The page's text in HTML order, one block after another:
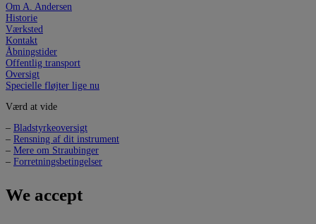
Om A. Andersen
Historie
Værksted
Kontakt
Åbningstider
Offentlig transport
Oversigt
Specielle fløjter lige nu
Værd at vide
– Bladstyrkeoversigt
– Rensning af dit instrument
– Mere om Straubinger
– Forretningsbetingelser
We accept